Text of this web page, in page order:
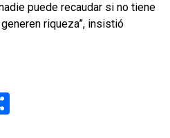
puede recaudar si no tiene
riqueza”, insistió